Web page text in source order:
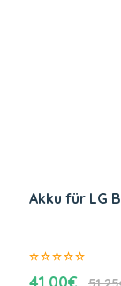
Akku für LG